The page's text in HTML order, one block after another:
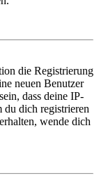
die Registrierung
neuen Benutzer
dass deine IP-
du dich registrieren
wende dich